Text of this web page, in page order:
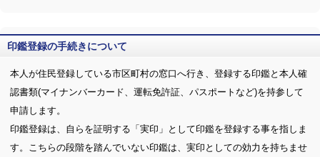
印鑑登録の手続きについて
本人が住民登録している市区町村の窓口へ行き、登録する印鑑と本人確
認書類(マイナンバーカード、運転免許証、パスポートなど)を持参して
申請します。
印鑑登録は、自らを証明する「実印」として印鑑を登録する事を指しま
す。こちらの段階を踏んでいない印鑑は、実印としての効力を持ちませ